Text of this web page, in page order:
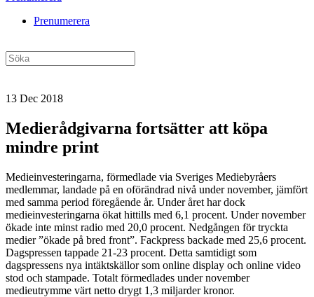
Prenumerera
13 Dec 2018
Medierådgivarna fortsätter att köpa
mindre print
Medieinvesteringarna, förmedlade via Sveriges Mediebyråers
medlemmar, landade på en oförändrad nivå under november, jämfört
med samma period föregående år. Under året har dock
medieinvesteringarna ökat hittills med 6,1 procent. Under november
ökade inte minst radio med 20,0 procent. Nedgången för tryckta
medier ”ökade på bred front”. Fackpress backade med 25,6 procent.
Dagspressen tappade 21-23 procent. Detta samtidigt som
dagspressens nya intäktskällor som online display och online video
stod och stampade. Totalt förmedlades under november
medieutrymme värt netto drygt 1,3 miljarder kronor.